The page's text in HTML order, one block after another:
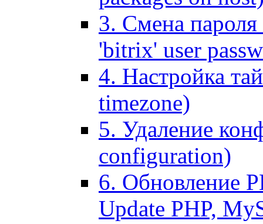
3. Смена пароля
'bitrix' user
4. Настройка
timezone)
5. Удаление
configuration)
6. Обновление
Update PHP,